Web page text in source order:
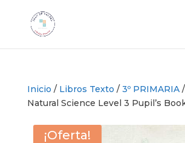
Inicio / Libros Texto / 3º PRIMARIA/
Natural Science Level 3 Pupil’s
¡Oferta!